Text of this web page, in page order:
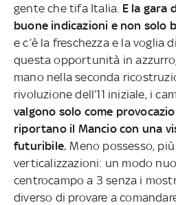
gente che tifa Italia. E la gara
buone indicazioni e non solo
e c’è la freschezza e la voglia
questa opportunità in
mano nella seconda
rivoluzione dell’11 iniziale, i
valgono solo come
riportano il Mancio con una
futuribile. Meno possesso,
verticalizzazioni: un modo
centrocampo a 3 senza i
diverso di provare a